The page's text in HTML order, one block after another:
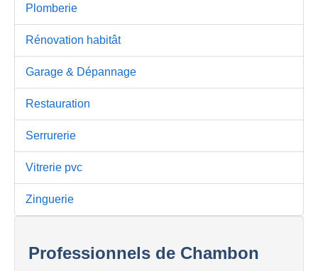
Plomberie
Rénovation habitât
Garage & Dépannage
Restauration
Serrurerie
Vitrerie pvc
Zinguerie
Professionnels de Chambon